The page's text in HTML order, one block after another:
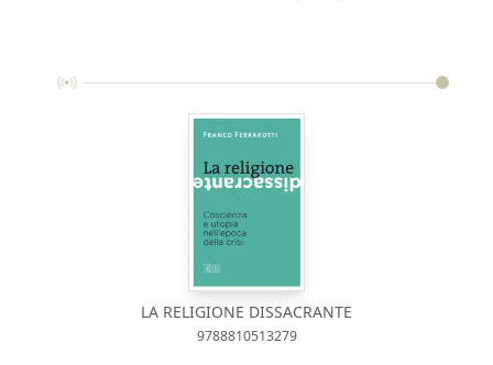
LA RELIGIONE DISSACRANTE
9788810513279